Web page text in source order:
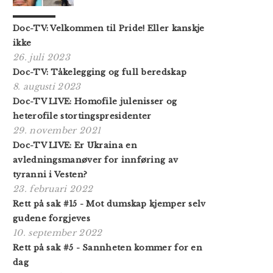
Doc-TV: Velkommen til Pride! Eller kanskje
ikke
26. juli 2023
Doc-TV: Tåkelegging og full beredskap
8. augusti 2023
Doc-TV LIVE: Homofile julenisser og
heterofile stortingspresidenter
29. november 2021
Doc-TV LIVE: Er Ukraina en
avledningsmanøver for innføring av
tyranni i Vesten?
23. februari 2022
Rett på sak #15 - Mot dumskap kjemper selv
gudene forgjeves
10. september 2022
Rett på sak #5 - Sannheten kommer for en
dag